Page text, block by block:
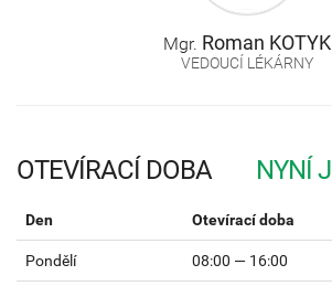
Mgr. Roman KOTYK
VEDOUCÍ LÉKÁRNY
OTEVÍRACÍ DOBA
Den Otevírací doba
Pondělí 08:00 — 16:00